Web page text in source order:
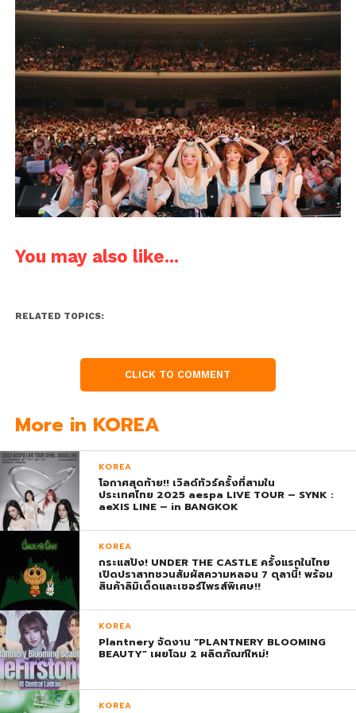
You may also like...
RELATED TOPICS:
CLICK TO COMMENT
More in KOREA
KOREA
โอกาศสุดท้าย!! เวิลด์ทัวร์ครั้งที่สามใน
ประเทศไทย 2025 aespa LIVE TOUR – SYNK :
aeXIS LINE – in BANGKOK
KOREA
กระแสปัง! UNDER THE CASTLE ครั้งแรกในไทย
เปิดปราสาทชวนสัมผัสความหลอน 7 ตุลานี้! พร้อม
สินค้าลิมิเต็ดและเซอร์ไพรส์พิเศษ!!
KOREA
Plantnery จัดงาน “PLANTNERY BLOOMING
BEAUTY” เผยโฉม 2 ผลิตภัณฑ์ใหม่!
KOREA